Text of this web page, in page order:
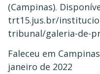
(Campinas).
trt15.jus.br/
tribunal/galeria-de-
Faleceu em
janeiro de 2022